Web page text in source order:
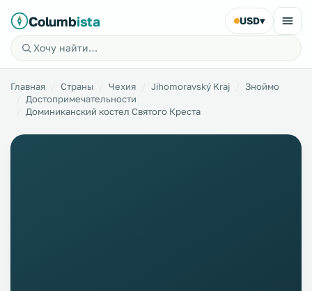
Columbista USD▾
Главная Страны Чехия Jihomoravský Kraj
Зноймо
Достопримечательности
Доминиканский костел Святого Креста